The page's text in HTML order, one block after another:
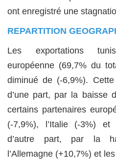
ont enregistré une
REPARTITION
Les exportations
européenne (69,7% du
diminué de (-6,9%).
d’une part, par la baisse
certains partenaires
(-7,9%), l’Italie (-3%) et
d’autre part, par la
l’Allemagne (+10,7%) et